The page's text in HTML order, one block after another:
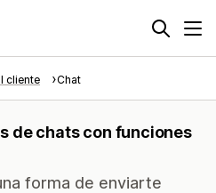
cliente Chat
de chats con funciones
forma de enviarte